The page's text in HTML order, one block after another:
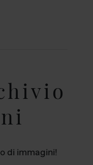
di immagini!